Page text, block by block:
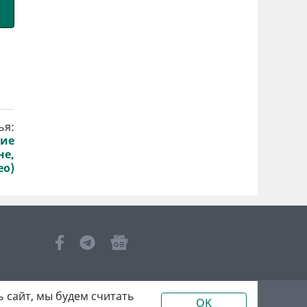
сайт, мы будем считать OK